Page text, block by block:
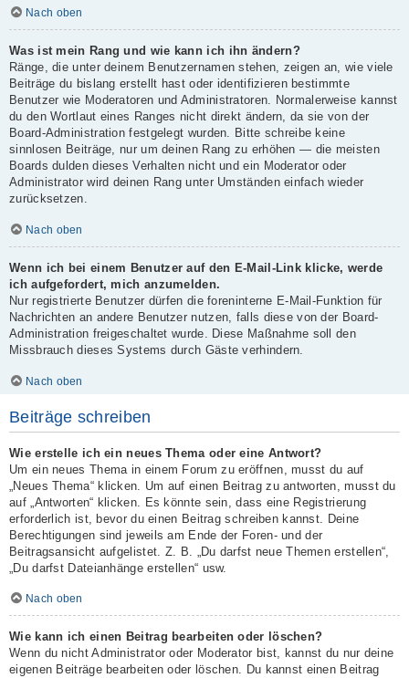
Nach oben
Was ist mein Rang und wie kann ich ihn ändern?
Ränge, die unter deinem Benutzernamen stehen, zeigen an, wie viele
Beiträge du bislang erstellt hast oder identifizieren bestimmte
Benutzer wie Moderatoren und Administratoren. Normalerweise kannst
du den Wortlaut eines Ranges nicht direkt ändern, da sie von der
Board-Administration festgelegt wurden. Bitte schreibe keine
sinnlosen Beiträge, nur um deinen Rang zu erhöhen — die meisten
Boards dulden dieses Verhalten nicht und ein Moderator oder
Administrator wird deinen Rang unter Umständen einfach wieder
zurücksetzen.
Nach oben
Wenn ich bei einem Benutzer auf den E-Mail-Link klicke, werde
ich aufgefordert, mich anzumelden.
Nur registrierte Benutzer dürfen die foreninterne E-Mail-Funktion für
Nachrichten an andere Benutzer nutzen, falls diese von der Board-
Administration freigeschaltet wurde. Diese Maßnahme soll den
Missbrauch dieses Systems durch Gäste verhindern.
Nach oben
Beiträge schreiben
Wie erstelle ich ein neues Thema oder eine Antwort?
Um ein neues Thema in einem Forum zu eröffnen, musst du auf
„Neues Thema“ klicken. Um auf einen Beitrag zu antworten, musst du
auf „Antworten“ klicken. Es könnte sein, dass eine Registrierung
erforderlich ist, bevor du einen Beitrag schreiben kannst. Deine
Berechtigungen sind jeweils am Ende der Foren- und der
Beitragsansicht aufgelistet. Z. B. „Du darfst neue Themen erstellen“,
„Du darfst Dateianhänge erstellen“ usw.
Nach oben
Wie kann ich einen Beitrag bearbeiten oder löschen?
Wenn du nicht Administrator oder Moderator bist, kannst du nur deine
eigenen Beiträge bearbeiten oder löschen. Du kannst einen Beitrag